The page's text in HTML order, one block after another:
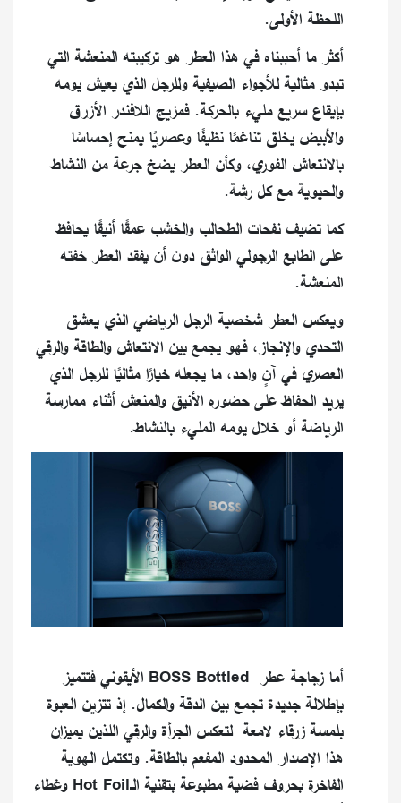
اللحظة الأولى.
أكثر ما أحببناه في هذا العطر هو تركيبته المنعشة التي
تبدو مثالية للأجواء الصيفية وللرجل الذي يعيش يومه
بإيقاع سريع مليء بالحركة. فمزيج اللافندر الأزرق
والأبيض يخلق تناغمًا نظيفًا وعصريًا يمنح إحساسًا
بالانتعاش الفوري، وكأن العطر يضخ جرعة من النشاط
والحيوية مع كل رشة.
كما تضيف نفحات الطحالب والخشب عمقًا أنيقًا يحافظ
على الطابع الرجولي الواثق دون أن يفقد العطر خفته
المنعشة.
ويعكس العطر شخصية الرجل الرياضي الذي يعشق
التحدي والإنجاز، فهو يجمع بين الانتعاش والطاقة والرقي
العصري في آنٍ واحد، ما يجعله خيارًا مثاليًا للرجل الذي
يريد الحفاظ على حضوره الأنيق والمنعش أثناء ممارسة
الرياضة أو خلال يومه المليء بالنشاط.
أما زجاجة عطر BOSS Bottled الأيقوني فتتميز
بإطلالة جديدة تجمع بين الدقة والكمال. إذ تتزين العبوة
بلمسة زرقاء لامعة لتعكس الجرأة والرقي اللذين يميزان
هذا الإصدار المحدود المفعم بالطاقة. وتكتمل الهوية
الفاخرة بحروف فضية مطبوعة بتقنية الـHot Foil وغطاء